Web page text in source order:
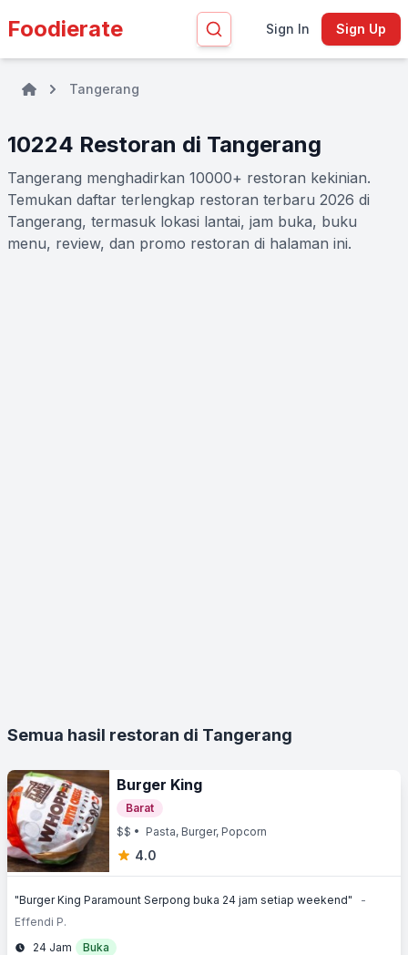
Foodierate Sign In Sign Up
Tangerang
10224 Restoran di Tangerang
Tangerang menghadirkan 10000+ restoran kekinian.
Temukan daftar terlengkap restoran terbaru 2026 di
Tangerang, termasuk lokasi lantai, jam buka, buku
menu, review, dan promo restoran di halaman ini.
Semua hasil restoran di Tangerang
Burger King
Barat
$$ • Pasta, Burger, Popcorn
4.0
"Burger King Paramount Serpong buka 24 jam setiap weekend"
-
Effendi P.
24 Jam
Buka